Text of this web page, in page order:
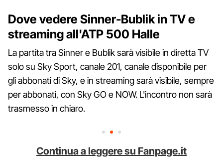
Dove vedere Sinner-Bublik in TV e
streaming all'ATP 500 Halle
La partita tra Sinner e Bublik sarà visibile in diretta TV
solo su Sky Sport, canale 201, canale disponibile per
gli abbonati di Sky, e in streaming sarà visibile, sempre
per abbonati, con Sky GO e NOW. L'incontro non sarà
trasmesso in chiaro.
Continua a leggere su Fanpage.it